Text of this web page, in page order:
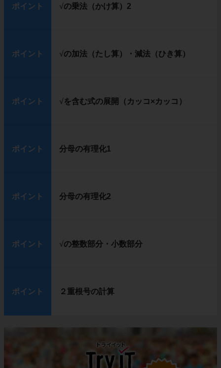
ポイント √の乗法（かけ算）2
ポイント √の加法（たし算）・減法（ひき算）
ポイント √を含む式の展開（カッコ×カッコ）
ポイント 分母の有理化1
ポイント 分母の有理化2
ポイント √の整数部分・小数部分
ポイント ２重根号の計算